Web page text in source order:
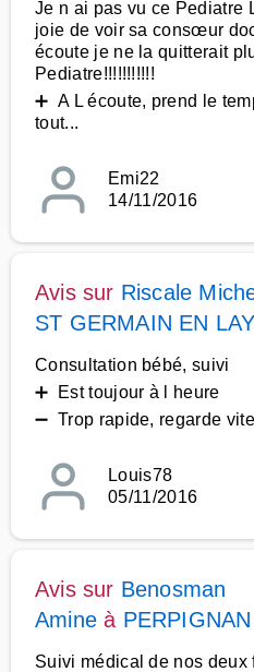
Je n ai pas vu ce Pediatre
joie de voir sa consœur
écoute je ne la quitterait
Pediatre!!!!!!!!!!!
➕ A L écoute, prend le
tout...
Emi22
14/11/2016
Avis sur Riscale
ST GERMAIN EN
Consultation bébé, suivi
➕ Est toujour à l heure
➖ Trop rapide, regarde
Louis78
05/11/2016
Avis sur Benosman
Amine à PERPIGNAN
Suivi médical de nos